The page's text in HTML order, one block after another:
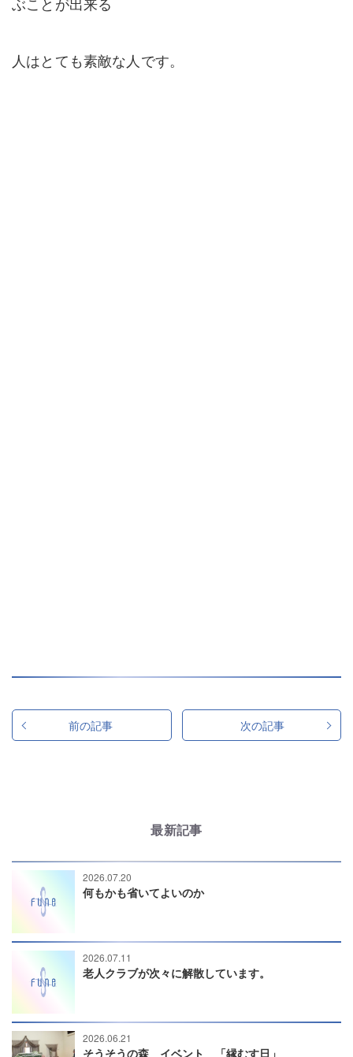
人はとても素敵な人です。
前の記事 次の記事
最新記事
2026.07.20
何もかも省いてよいのか
2026.07.11
老人クラブが次々に解散しています。
2026.06.21
そうそうの森 イベント 「縁むす日」